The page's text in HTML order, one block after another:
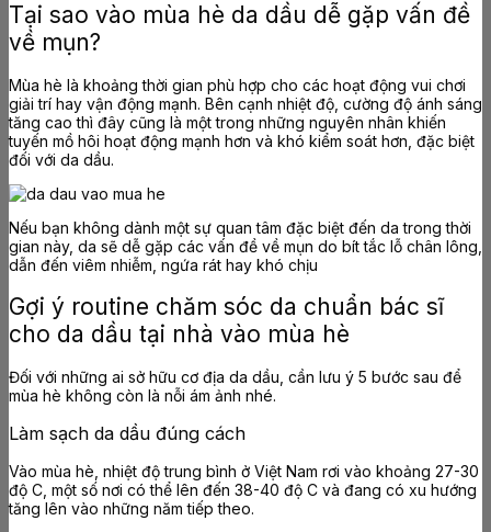
Tại sao vào mùa hè da dầu dễ gặp vấn đề
về mụn?
Mùa hè là khoảng thời gian phù hợp cho các hoạt động vui chơi
giải trí hay vận động mạnh. Bên cạnh nhiệt độ, cường độ ánh sáng
tăng cao thì đây cũng là một trong những nguyên nhân khiến
tuyến mồ hôi hoạt động mạnh hơn và khó kiểm soát hơn, đặc biệt
đối với da dầu.
Nếu bạn không dành một sự quan tâm đặc biệt đến da trong thời
gian này, da sẽ dễ gặp các vấn đề về mụn do bít tắc lỗ chân lông,
dẫn đến viêm nhiễm, ngứa rát hay khó chịu
Gợi ý routine chăm sóc da chuẩn bác sĩ
cho da dầu tại nhà vào mùa hè
Đối với những ai sở hữu cơ địa da dầu, cần lưu ý 5 bước sau để
mùa hè không còn là nỗi ám ảnh nhé.
Làm sạch da dầu đúng cách
Vào mùa hè, nhiệt độ trung bình ở Việt Nam rơi vào khoảng 27-30
độ C, một số nơi có thể lên đến 38-40 độ C và đang có xu hướng
tăng lên vào những năm tiếp theo.